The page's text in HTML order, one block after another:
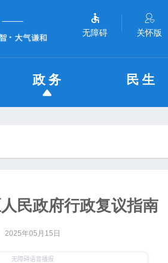
无障碍 关怀版
政务 民生
民政府行政复议指南
2025年05月15日